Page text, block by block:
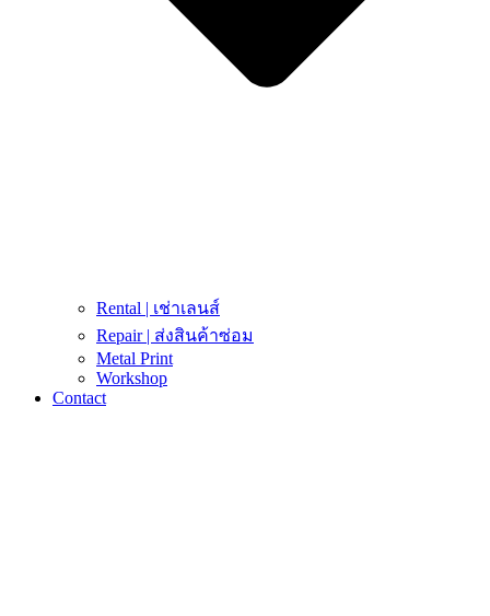
Rental | เช่าเลนส์
Repair | ส่งสินค้าซ่อม
Metal Print
Workshop
Contact